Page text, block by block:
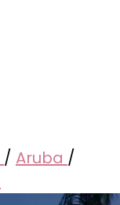
/ Aruba /